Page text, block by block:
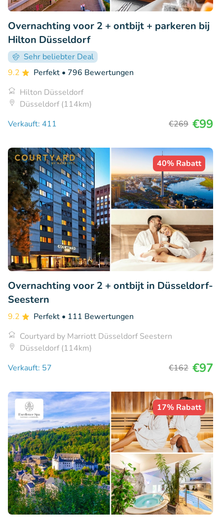
Overnachting voor 2 + ontbijt + parkeren bij
Hilton Düsseldorf
Sehr beliebter Deal
9.2
Perfekt • 796 Bewertungen
Hilton Düsseldorf
Düsseldorf (114km)
Verkauft: 411
€269 €99
40% Rabatt
Overnachting voor 2 + ontbijt in Düsseldorf-
Seestern
9.2 Perfekt • 111 Bewertungen
Courtyard by Marriott Düsseldorf Seestern
Düsseldorf (114km)
Verkauft: 57
€162 €97
17% Rabatt